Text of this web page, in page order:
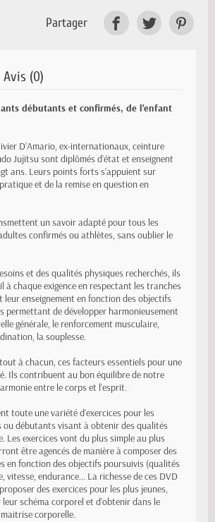
Partager
Avis (0)
débutants et confirmés, de l'enfant
D’Amario, ex-internationaux, ceinture
Jujitsu sont diplômés d’état et enseignent
ans. Leurs points forts s’appuient sur
et de la remise en question en
un savoir adapté pour tous les
confirmés ou athlètes, sans oublier le
et des qualités physiques recherchés, ils
chaque exigence en respectant les tranches
leur enseignement en fonction des objectifs
permettant de développer harmonieusement
générale, le renforcement musculaire,
la souplesse.
à chacun, ces facteurs essentiels pour une
Ils contribuent au bon équilibre de notre
entre le corps et l’esprit.
toute une variété d’exercices pour les
ou débutants visant à obtenir des qualités
Les exercices vont du plus simple au plus
être agencés de manière à composer des
en fonction des objectifs poursuivis (qualités
vitesse, endurance... La richesse de ces DVD
des exercices pour les plus jeunes,
schéma corporel et d’obtenir dans le
corporelle.